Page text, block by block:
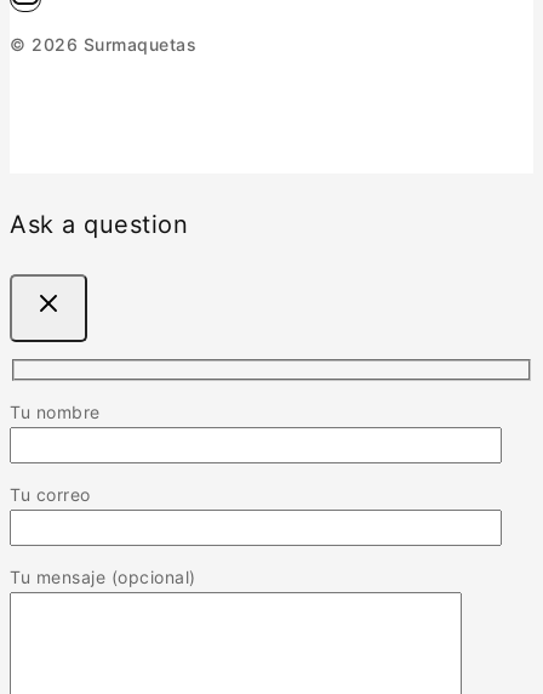
© 2026 Surmaquetas
Ask a question
Tu nombre
Tu correo
Tu mensaje (opcional)